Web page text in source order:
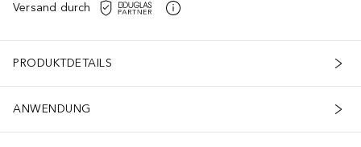
Versand durch
PRODUKTDETAILS
ANWENDUNG